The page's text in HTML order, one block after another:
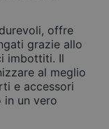
offre
grazie allo
imbottiti. Il
al meglio
e accessori
in un vero